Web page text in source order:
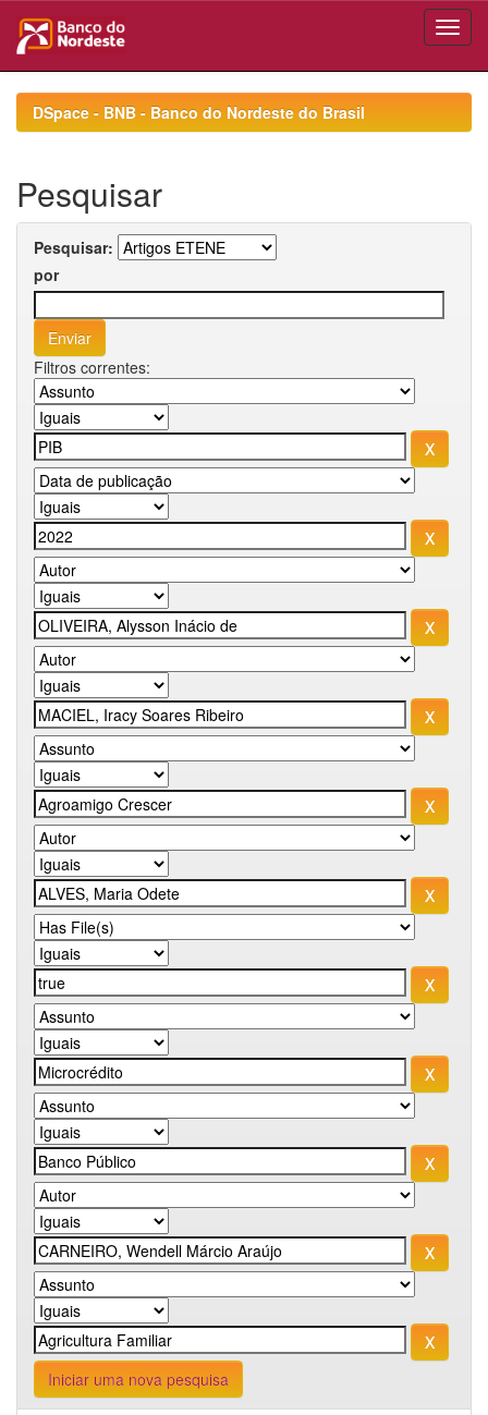
navigationDSpace - BNB - Banco do Nordeste do Brasil
Pesquisar
Pesquisar:
por
Filtros correntes:
Iniciar uma nova pesquisa